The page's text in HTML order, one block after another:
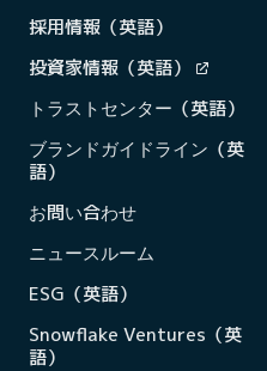
採用情報（英語）
投資家情報（英語）
トラストセンター（英語）
ブランドガイドライン（英
語）
お問い合わせ
ニュースルーム
ESG（英語）
Snowflake Ventures（英
語）